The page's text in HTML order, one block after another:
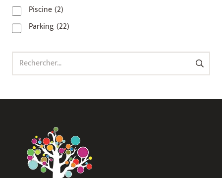
Piscine(2)
Parking(22)
Rechercher :